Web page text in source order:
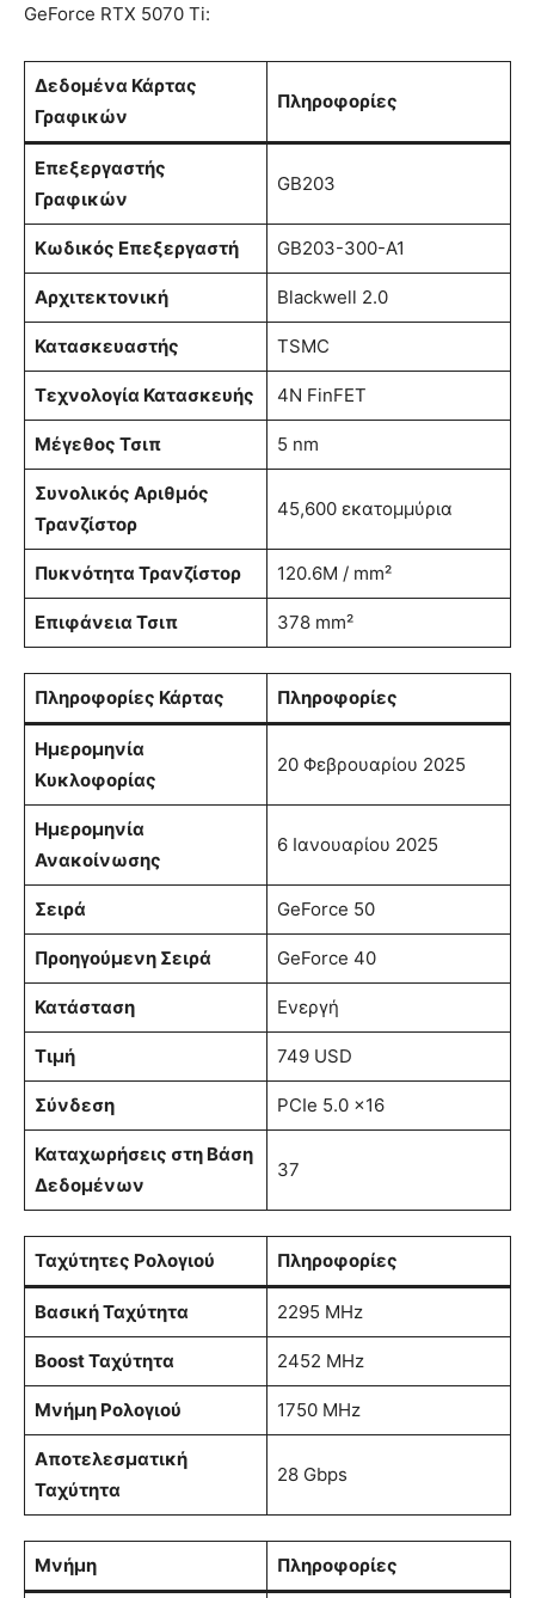
GeForce RTX 5070 Ti:
Δεδομένα Κάρτας
Γραφικών
Πληροφορίες
Επεξεργαστής
Γραφικών
GB203
Κωδικός Επεξεργαστή GB203-300-A1
Αρχιτεκτονική Blackwell 2.0
Κατασκευαστής TSMC
Τεχνολογία Κατασκευής 4N FinFET
Μέγεθος Τσιπ 5 nm
Συνολικός Αριθμός
Τρανζίστορ
45,600 εκατομμύρια
Πυκνότητα Τρανζίστορ 120.6M / mm²
Επιφάνεια Τσιπ 378 mm²
Πληροφορίες Κάρτας Πληροφορίες
Ημερομηνία
Κυκλοφορίας
20 Φεβρουαρίου 2025
Ημερομηνία
Ανακοίνωσης
6 Ιανουαρίου 2025
Σειρά GeForce 50
Προηγούμενη Σειρά GeForce 40
Κατάσταση Ενεργή
Τιμή 749 USD
Σύνδεση PCIe 5.0 x16
Καταχωρήσεις στη Βάση
Δεδομένων
37
Ταχύτητες Ρολογιού Πληροφορίες
Βασική Ταχύτητα 2295 MHz
Boost Ταχύτητα 2452 MHz
Μνήμη Ρολογιού 1750 MHz
Αποτελεσματική
Ταχύτητα
28 Gbps
Μνήμη Πληροφορίες